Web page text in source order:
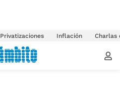
Privatizaciones Inflación Charlas